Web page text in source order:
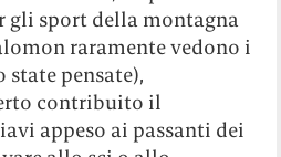
gli sport della montagna
raramente vedono i
pensate),
contribuito il
appeso ai passanti dei